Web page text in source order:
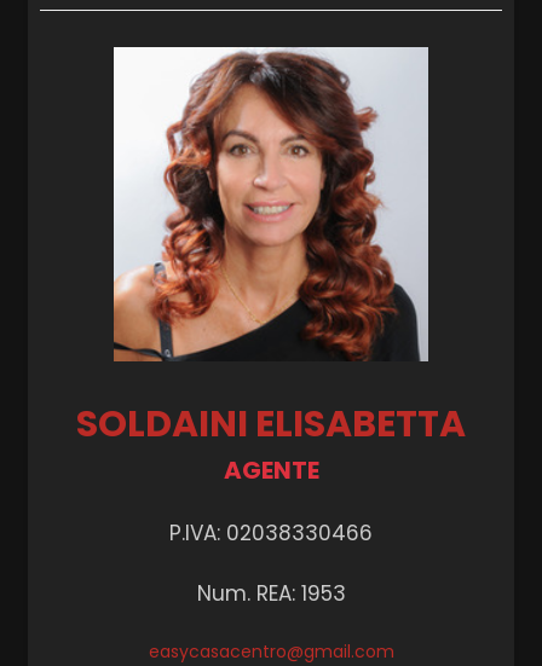
SOLDAINI ELISABETTA
AGENTE
P.IVA: 02038330466
Num. REA: 1953
easycasacentro@gmail.com